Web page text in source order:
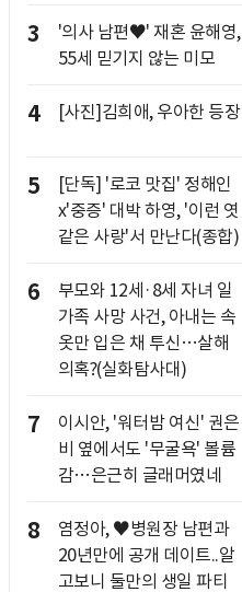
3
'의사 남편♥' 재혼 윤해영,
55세 믿기지 않는 미모
4 [사진]김희애, 우아한 등장
5
[단독] '로코 맛집' 정해인
x'중증' 대박 하영, '이런 엿
같은 사랑'서 만난다(종합)
6
부모와 12세·8세 자녀 일
가족 사망 사건, 아내는 속
옷만 입은 채 투신…살해
의혹?(실화탐사대)
7
이시안, '워터밤 여신' 권은
비 옆에서도 '무굴욕' 볼륨
감…은근히 글래머였네
8
염정아, ♥병원장 남편과
20년만에 공개 데이트..알
고보니 둘만의 생일 파티